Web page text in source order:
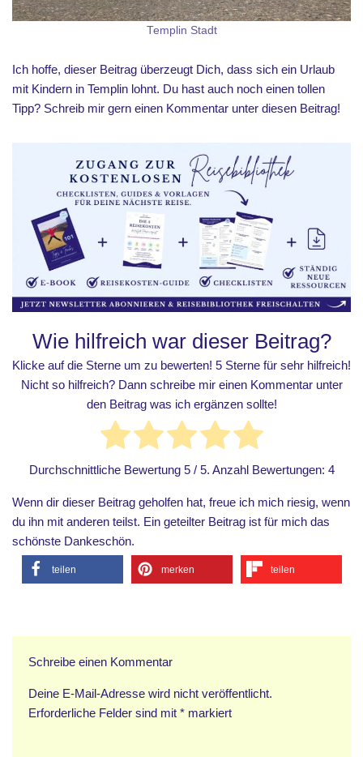
Templin Stadt
Ich hoffe, dieser Beitrag überzeugt Dich, dass sich ein Urlaub
mit Kindern in Templin lohnt. Du hast auch noch einen tollen
Tipp? Schreib mir gern einen Kommentar unter diesen Beitrag!
Wie hilfreich war dieser Beitrag?
Klicke auf die Sterne um zu bewerten! 5 Sterne für sehr hilfreich!
Nicht so hilfreich? Dann schreibe mir einen Kommentar unter
den Beitrag was ich ergänzen sollte!
Durchschnittliche Bewertung 5/ 5. Anzahl Bewertungen: 4
Wenn dir dieser Beitrag geholfen hat, freue ich mich riesig, wenn
du ihn mit anderen teilst. Ein geteilter Beitrag ist für mich das
schönste Dankeschön.
teilen merken teilen
Schreibe einen Kommentar
Deine E-Mail-Adresse wird nicht veröffentlicht.
Erforderliche Felder sind mit * markiert